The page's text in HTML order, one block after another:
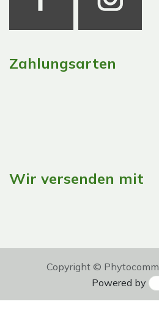
Zahlungsarten
Wir versenden mit
Copyright © Phytocomm
Powered by